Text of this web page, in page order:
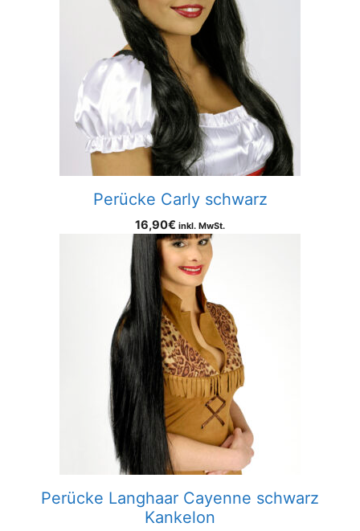
Perücke Carly schwarz
16,90€ inkl. MwSt.
Perücke Langhaar Cayenne schwarz
Kankelon